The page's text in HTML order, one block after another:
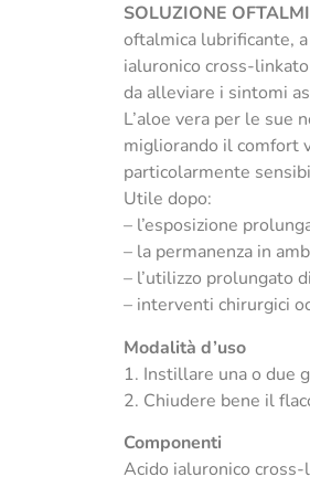
SOLUZIONE
oftalmica lubrificante,
ialuronico cross-
da alleviare i sintomi
L’aloe vera per le sue
migliorando il comfort
particolarmente
Utile dopo:
– l’esposizione
– la permanenza in
– l’utilizzo prolungato
– interventi chirurgici
Modalità d’uso
1. Instillare una o due
2. Chiudere bene il
Componenti
Acido ialuronico